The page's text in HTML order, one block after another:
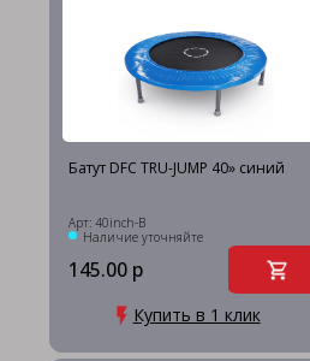
Батут DFC TRU-JUMP 40» синий
Арт: 40inch-B
Наличие уточняйте
145.00 р
Купить в 1 клик